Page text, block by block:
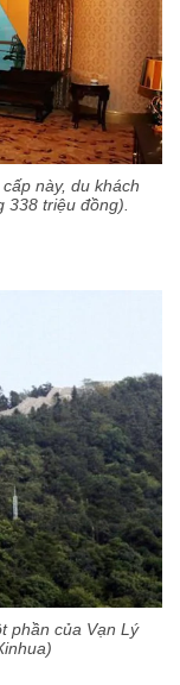
này, du khách
338 triệu đồng).
phần của Vạn Lý